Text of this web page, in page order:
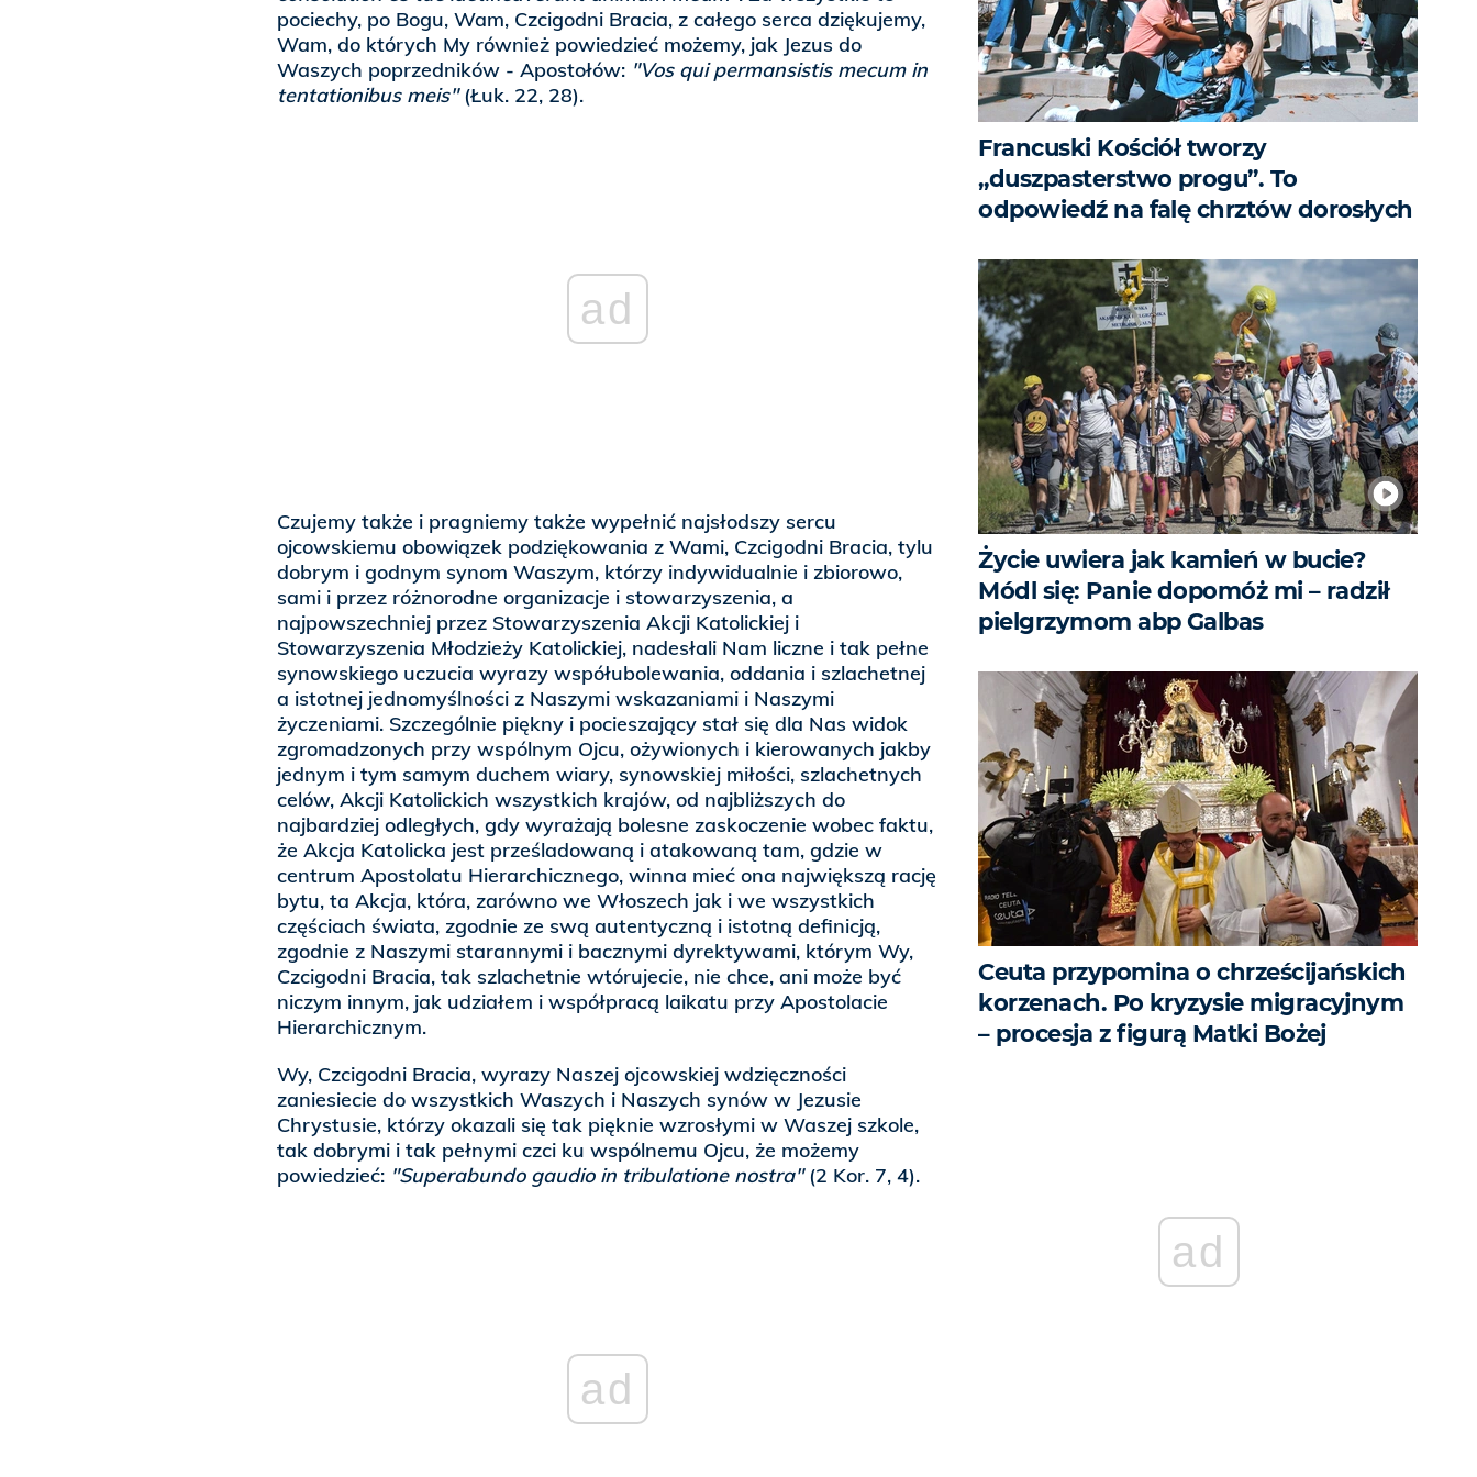
pociechy, po Bogu, Wam, Czcigodni Bracia, z całego serca dziękujemy,
Wam, do których My również powiedzieć możemy, jak Jezus do
Waszych poprzedników - Apostołów: "Vos qui permansistis mecum in
tentationibus meis"(Łuk. 22, 28).
ad
Czujemy także i pragniemy także wypełnić najsłodszy sercu
ojcowskiemu obowiązek podziękowania z Wami, Czcigodni Bracia, tylu
dobrym i godnym synom Waszym, którzy indywidualnie i zbiorowo,
sami i przez różnorodne organizacje i stowarzyszenia, a
najpowszechniej przez Stowarzyszenia Akcji Katolickiej i
Stowarzyszenia Młodzieży Katolickiej, nadesłali Nam liczne i tak pełne
synowskiego uczucia wyrazy współubolewania, oddania i szlachetnej
a istotnej jednomyślności z Naszymi wskazaniami i Naszymi
życzeniami. Szczególnie piękny i pocieszający stał się dla Nas widok
zgromadzonych przy wspólnym Ojcu, ożywionych i kierowanych jakby
jednym i tym samym duchem wiary, synowskiej miłości, szlachetnych
celów, Akcji Katolickich wszystkich krajów, od najbliższych do
najbardziej odległych, gdy wyrażają bolesne zaskoczenie wobec faktu,
że Akcja Katolicka jest prześladowaną i atakowaną tam, gdzie w
centrum Apostolatu Hierarchicznego, winna mieć ona największą rację
bytu, ta Akcja, która, zarówno we Włoszech jak i we wszystkich
częściach świata, zgodnie ze swą autentyczną i istotną definicją,
zgodnie z Naszymi starannymi i bacznymi dyrektywami, którym Wy,
Czcigodni Bracia, tak szlachetnie wtórujecie, nie chce, ani może być
niczym innym, jak udziałem i współpracą laikatu przy Apostolacie
Hierarchicznym.
Wy, Czcigodni Bracia, wyrazy Naszej ojcowskiej wdzięczności
zaniesiecie do wszystkich Waszych i Naszych synów w Jezusie
Chrystusie, którzy okazali się tak pięknie wzrosłymi w Waszej szkole,
tak dobrymi i tak pełnymi czci ku wspólnemu Ojcu, że możemy
powiedzieć: "Superabundo gaudio in tribulatione nostra"(2 Kor. 7, 4).
ad
Francuski Kościół tworzy
„duszpasterstwo progu”. To
odpowiedź na falę chrztów dorosłych
Życie uwiera jak kamień w bucie?
Módl się: Panie dopomóż mi – radził
pielgrzymom abp Galbas
Ceuta przypomina o chrześcijańskich
korzenach. Po kryzysie migracyjnym
– procesja z figurą Matki Bożej
ad